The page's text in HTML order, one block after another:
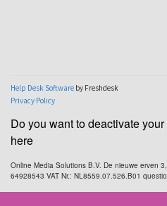
Do you want to deactivate
here
Online Media Solutions B.V. De nieuwe erven
64928543 VAT Nr.: NL8559.07.526.B01